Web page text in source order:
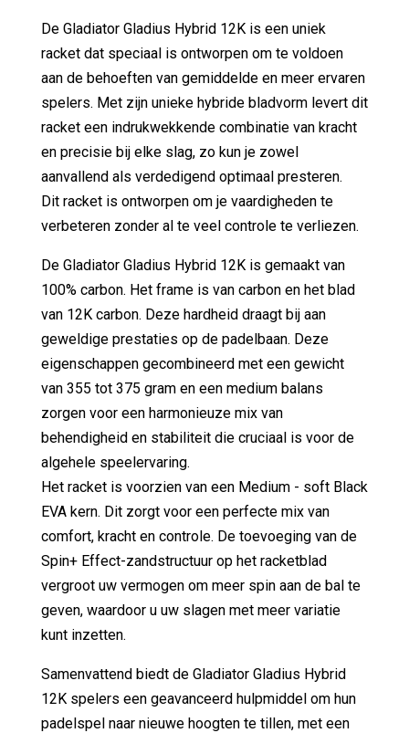
De Gladiator Gladius Hybrid 12K is een uniek
racket dat speciaal is ontworpen om te voldoen
aan de behoeften van gemiddelde en meer ervaren
spelers. Met zijn unieke hybride bladvorm levert dit
racket een indrukwekkende combinatie van kracht
en precisie bij elke slag, zo kun je zowel
aanvallend als verdedigend optimaal presteren.
Dit racket is ontworpen om je vaardigheden te
verbeteren zonder al te veel controle te verliezen.
De Gladiator Gladius Hybrid 12K is gemaakt van
100% carbon. Het frame is van carbon en het blad
van 12K carbon. Deze hardheid draagt bij ​​aan
geweldige prestaties op de padelbaan. Deze
eigenschappen gecombineerd met een gewicht
van 355 tot 375 gram en een medium balans
zorgen voor een harmonieuze mix van
behendigheid en stabiliteit die cruciaal is voor de
algehele speelervaring.
Het racket is voorzien van een Medium - soft Black
EVA kern. Dit zorgt voor een perfecte mix van
comfort, kracht en controle. De toevoeging van de
Spin+ Effect-zandstructuur op het racketblad
vergroot uw vermogen om meer spin aan de bal te
geven, waardoor u uw slagen met meer variatie
kunt inzetten.
Samenvattend biedt de Gladiator Gladius Hybrid
12K spelers een geavanceerd hulpmiddel om hun
padelspel naar nieuwe hoogten te tillen, met een